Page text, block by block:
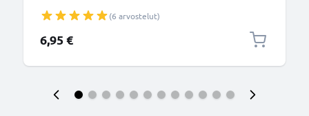
(6 arvostelut)
6,95 €